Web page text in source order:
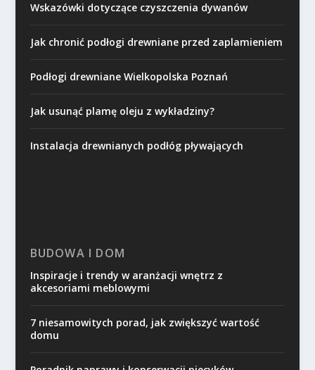
Wskazówki dotyczące czyszczenia dywanów
Jak chronić podłogi drewniane przed zaplamieniem
Podłogi drewniane Wielkopolska Poznań
Jak usunąć plamę oleju z wykładziny?
Instalacja drewnianych podłóg pływających
BUDOWA I DOM
Inspiracje i trendy w aranżacji wnętrz z
akcesoriami meblowymi
7 niesamowitych porad, jak zwiększyć wartość
domu